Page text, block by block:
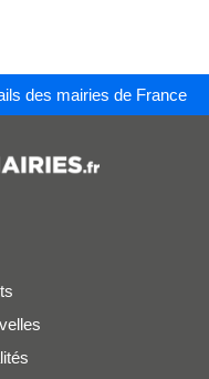
des mairies de France